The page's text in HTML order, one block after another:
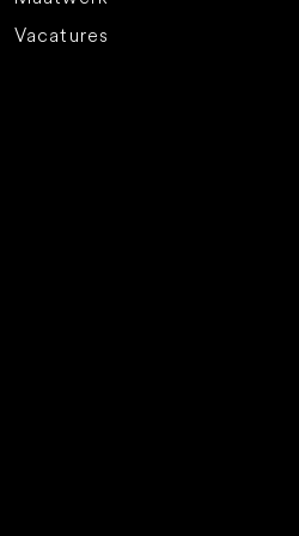
Vacatures